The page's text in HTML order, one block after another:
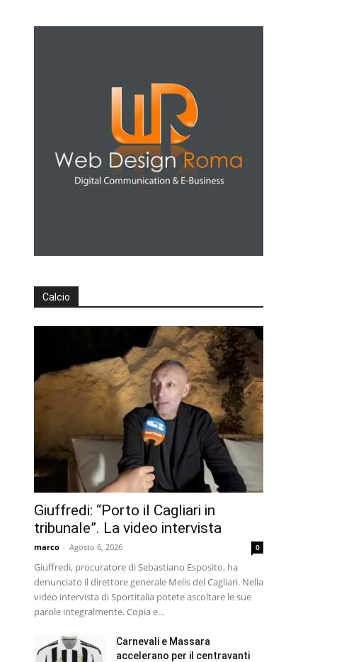
Calcio
Giuffredi: “Porto il Cagliari in
tribunale”. La video intervista
marco - Agosto 6, 2026 0
Giuffredi, procuratore di Sebastiano Esposito, ha
denunciato il direttore generale Melis del Cagliari. Nella
video intervista di Sportitalia potete ascoltare le sue
parole integralmente. Copia e...
Carnevali e Massara
accelerano per il centravanti